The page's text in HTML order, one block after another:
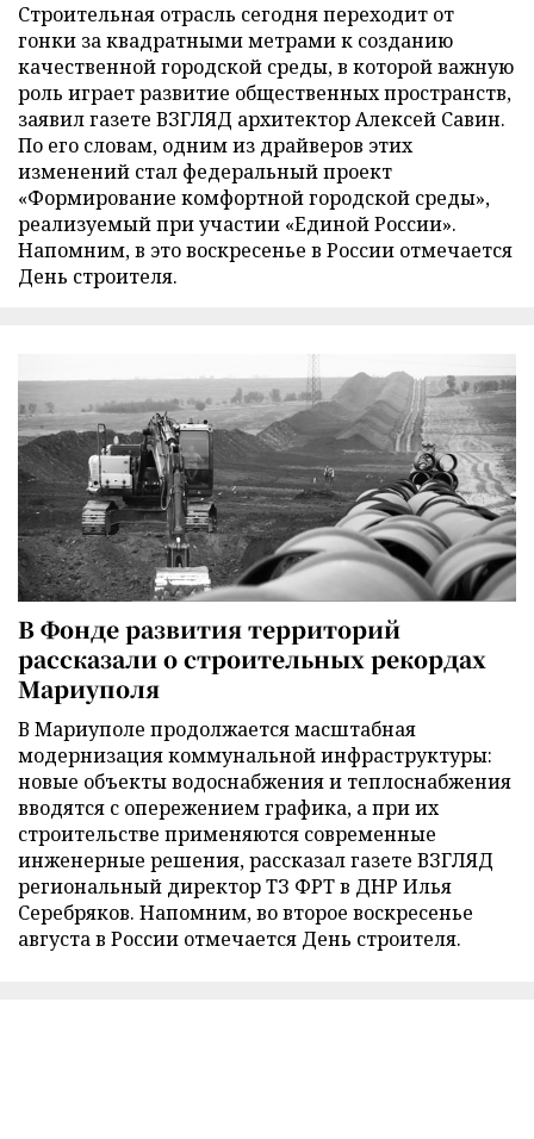
Строительная отрасль сегодня переходит от
гонки за квадратными метрами к созданию
качественной городской среды, в которой важную
роль играет развитие общественных пространств,
заявил газете ВЗГЛЯД архитектор Алексей Савин.
По его словам, одним из драйверов этих
изменений стал федеральный проект
«Формирование комфортной городской среды»,
реализуемый при участии «Единой России».
Напомним, в это воскресенье в России отмечается
День строителя.
В Фонде развития территорий
рассказали о строительных рекордах
Мариуполя
В Мариуполе продолжается масштабная
модернизация коммунальной инфраструктуры:
новые объекты водоснабжения и теплоснабжения
вводятся с опережением графика, а при их
строительстве применяются современные
инженерные решения, рассказал газете ВЗГЛЯД
региональный директор ТЗ ФРТ в ДНР Илья
Серебряков. Напомним, во второе воскресенье
августа в России отмечается День строителя.